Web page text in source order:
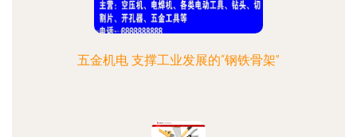
五金机电 支撑工业发展的“钢铁骨架”